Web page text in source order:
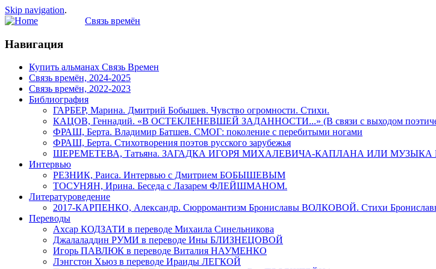
Skip navigation.
Связь времён
Навигация
Купить альманах Связь Времен
Связь времён, 2024-2025
Связь времён, 2022-2023
Библиография
ГАРБЕР, Марина. Дмитрий Бобышев. Чувство огромности. Стихи.
КАЦОВ, Геннадий. «В ОСТЕКЛЕНЕВШЕЙ ЗАДАННОСТИ...» (В связи с выходом
ФРАШ, Берта. Владимир Батшев. СМОГ: поколение с перебитыми ногами
ФРАШ, Берта. Стихотворения поэтов русского зарубежья
ШЕРЕМЕТЕВА, Татьяна. ЗАГАДКА ИГОРЯ МИХАЛЕВИЧА-КАПЛАНА ИЛИ МУЗЫКА
Интервью
РЕЗНИК, Раиса. Интервью с Дмитрием БОБЫШЕВЫМ
ТОСУНЯН, Ирина. Беседа с Лазарем ФЛЕЙШМАНОМ.
Литературоведение
2017-КАРПЕНКО, Александр. Сюрромантизм Брониславы ВОЛКОВОЙ. Стихи
Переводы
Ахсар КОДЗАТИ в переводе Михаила Синельникова
Джалаладдин РУМИ в переводе Ины БЛИЗНЕЦОВОЙ
Игорь ПАВЛЮК в переводе Витaлия НАУМЕНКО
Лэнгстон Хьюз в переводе Ираиды ЛЕГКОЙ